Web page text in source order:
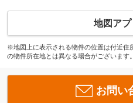
地図アプ
※地図上に表示される物件の位置は付近住
の物件所在地とは異なる場合がございます。
お問い